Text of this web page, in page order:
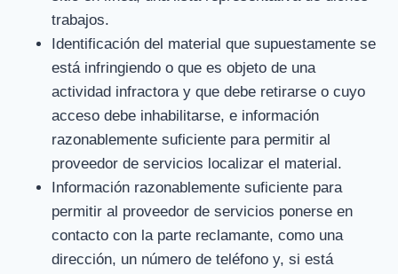
trabajos.
Identificación del material que supuestamente se
está infringiendo o que es objeto de una
actividad infractora y que debe retirarse o cuyo
acceso debe inhabilitarse, e información
razonablemente suficiente para permitir al
proveedor de servicios localizar el material.
Información razonablemente suficiente para
permitir al proveedor de servicios ponerse en
contacto con la parte reclamante, como una
dirección, un número de teléfono y, si está